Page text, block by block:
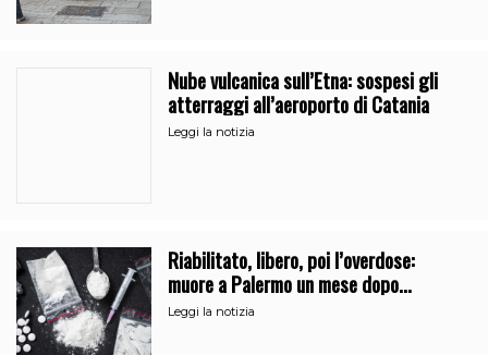
Nube vulcanica sull’Etna: sospesi gli
atterraggi all’aeroporto di Catania
Leggi la notizia
Riabilitato, libero, poi l’overdose:
muore a Palermo un mese dopo
l’uscita dalla comunità
Leggi la notizia